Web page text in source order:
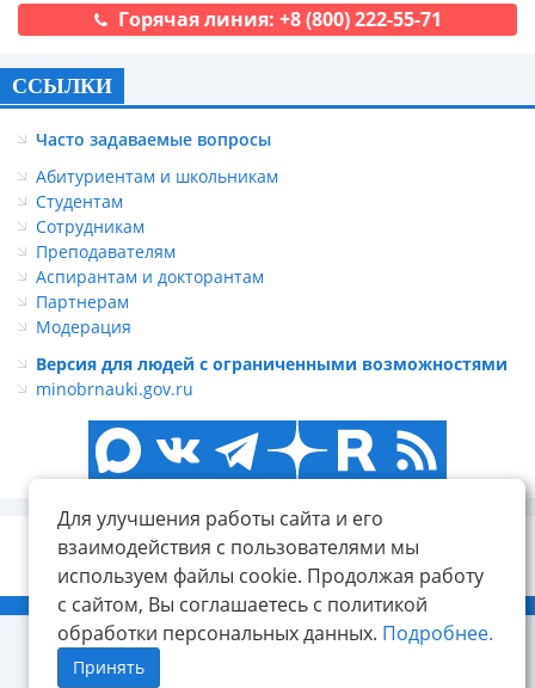
Для улучшения работы сайта и его
взаимодействия с пользователями мы
используем файлы cookie. Продолжая работу
с сайтом, Вы соглашаетесь с политикой
обработки персональных данных. Подробнее.
Принять
Горячая линия: +8 (800) 222-55-71
ССЫЛКИ
Часто задаваемые вопросы
Абитуриентам и школьникам
Студентам
Сотрудникам
Преподавателям
Аспирантам и докторантам
Партнерам
Модерация
Версия для людей с ограниченными возможностями
minobrnauki.gov.ru
© ФГБОУ ВО «КнАГУ», 2014-2026